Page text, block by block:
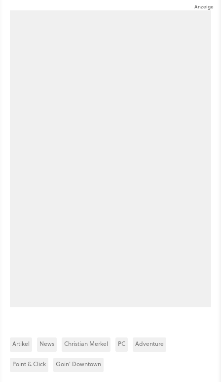
Artikel News Christian Merkel PC Adventure
Point & Click Goin' Downtown